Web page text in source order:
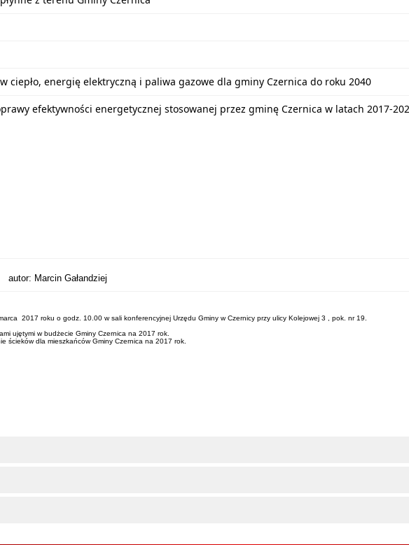
ciepło, energię elektryczną i paliwa gazowe dla gminy Czernica do roku 2040
efektywności energetycznej stosowanej przez gminę Czernica w latach 2017-
autor: Marcin Gałandziej
2017 roku o godz. 10.00 w sali konferencyjnej Urzędu Gminy w Czernicy przy ulicy Kolejowej 3 , pok. nr 19.
ujętymi w budżecie Gminy Czernica na 2017 rok.
dla mieszkańców Gminy Czernica na 2017 rok.